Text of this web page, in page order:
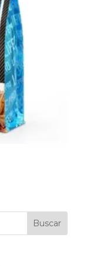
Buscar